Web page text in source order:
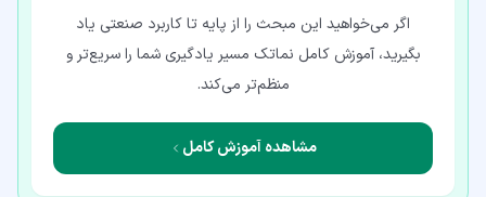
اگر می‌خواهید این مبحث را از پایه تا کاربرد صنعتی یاد
بگیرید، آموزش کامل نماتک مسیر یادگیری شما را سریع‌تر و
منظم‌تر می‌کند.
مشاهده آموزش کامل